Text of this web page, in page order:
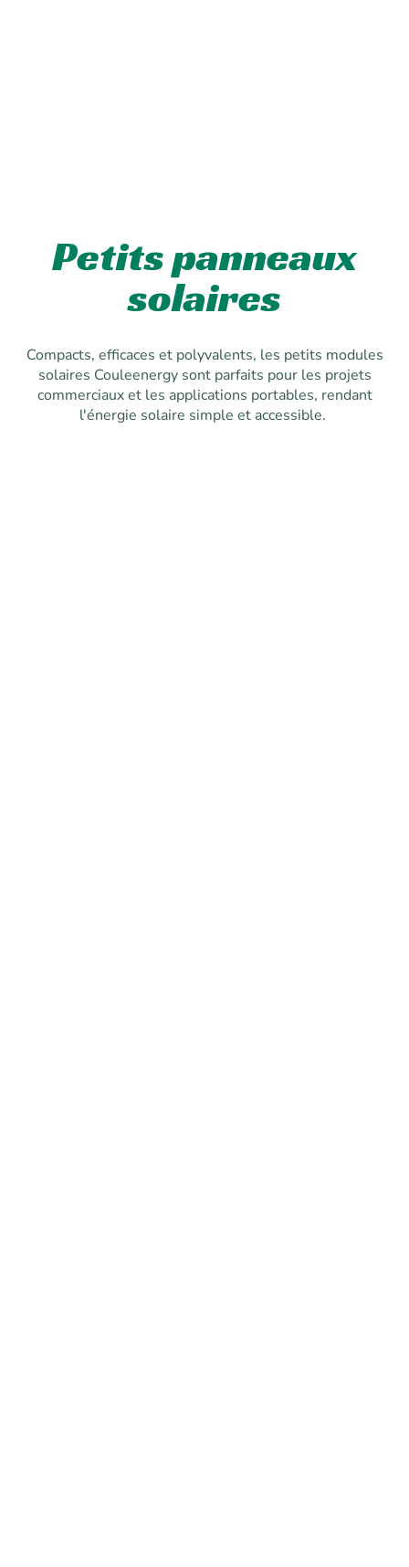
Petits panneaux
solaires
Compacts, efficaces et polyvalents, les petits modules
solaires Couleenergy sont parfaits pour les projets
commerciaux et les applications portables, rendant
l'énergie solaire simple et accessible.